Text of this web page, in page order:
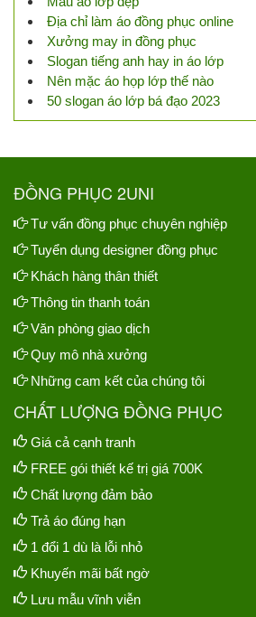
Địa chỉ làm áo đồng phục online
Xưởng may in đồng phục
Slogan tiếng anh hay in áo lớp
Nên mặc áo họp lớp thế nào
50 slogan áo lớp bá đạo 2023
ĐỒNG PHỤC 2UNI
Tư vấn đồng phục chuyên nghiệp
Tuyển dụng designer đồng phục
Khách hàng thân thiết
Thông tin thanh toán
Văn phòng giao dịch
Quy mô nhà xưởng
Những cam kết của chúng tôi
CHẤT LƯỢNG ĐỒNG PHỤC
Giá cả cạnh tranh
FREE gói thiết kế trị giá 700K
Chất lượng đảm bảo
Trả áo đúng hạn
1 đổi 1 dù là lỗi nhỏ
Khuyến mãi bất ngờ
Lưu mẫu vĩnh viễn